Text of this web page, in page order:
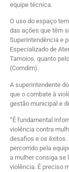
equipe técnica.
O uso do espaço
das ações que têm
Superintendência e
Especializado de
Tamoios, quanto
(Comdim).
A superintendente
que o combate à
gestão municipal e
“É fundamental
violência contra
desafios e os êxitos.
percorrido pela
a mulher consiga se
violência. É preciso